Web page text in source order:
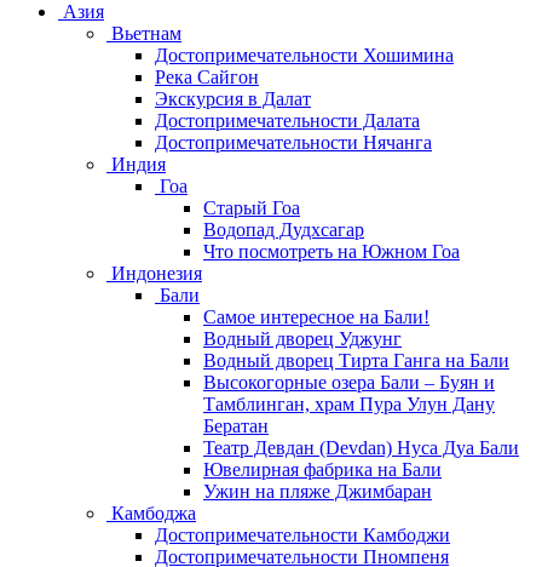
Азия
Вьетнам
Достопримечательности Хошимина
Река Сайгон
Экскурсия в Далат
Достопримечательности Далата
Достопримечательности Нячанга
Индия
Гоа
Старый Гоа
Водопад Дудхсагар
Что посмотреть на Южном Гоа
Индонезия
Бали
Самое интересное на Бали!
Водный дворец Уджунг
Водный дворец Тирта Ганга на Бали
Высокогорные озера Бали – Буян и
Тамблинган, храм Пура Улун Дану
Бератан
Театр Девдан (Devdan) Нуса Дуа Бали
Ювелирная фабрика на Бали
Ужин на пляже Джимбаран
Камбоджа
Достопримечательности Камбоджи
Достопримечательности Пномпеня